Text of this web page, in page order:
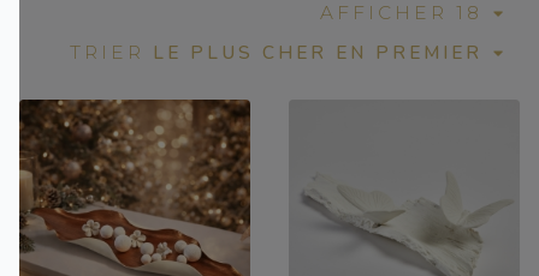
AFFICHER 18
TRIER
LE PLUS CHER EN PREMIER